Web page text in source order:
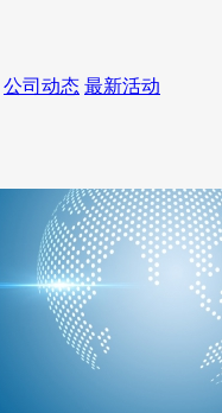
公司动态 最新活动